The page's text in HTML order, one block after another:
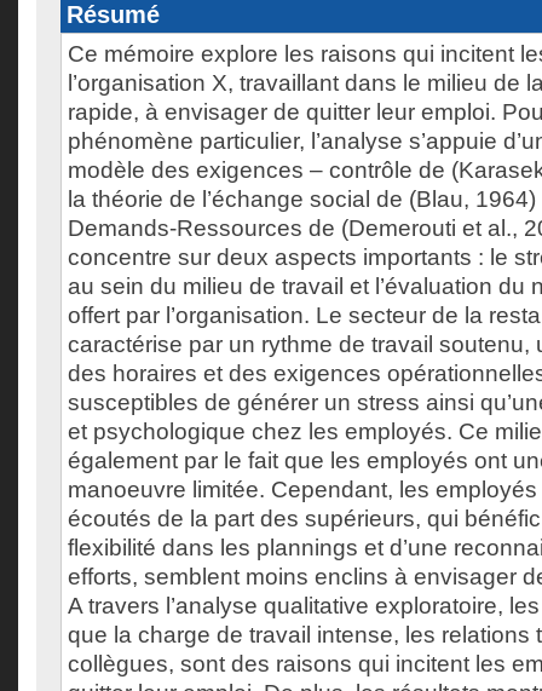
Résumé
Ce mémoire explore les raisons qui incitent
l’organisation X, travaillant dans le milieu de
rapide, à envisager de quitter leur emploi.
phénomène particulier, l’analyse s’appuie
modèle des exigences – contrôle de
la théorie de l’échange social de (Blau,
Demands-Ressources de (Demerouti et al.,
concentre sur deux aspects importants : le
au sein du milieu de travail et l’évaluation du
offert par l’organisation. Le secteur de la
caractérise par un rythme de travail soutenu,
des horaires et des exigences
susceptibles de générer un stress ainsi
et psychologique chez les employés. Ce
également par le fait que les employés ont
manoeuvre limitée. Cependant, les
écoutés de la part des supérieurs, qui
flexibilité dans les plannings et d’une
efforts, semblent moins enclins à envisager
A travers l’analyse qualitative exploratoire,
que la charge de travail intense, les relations
collègues, sont des raisons qui incitent les